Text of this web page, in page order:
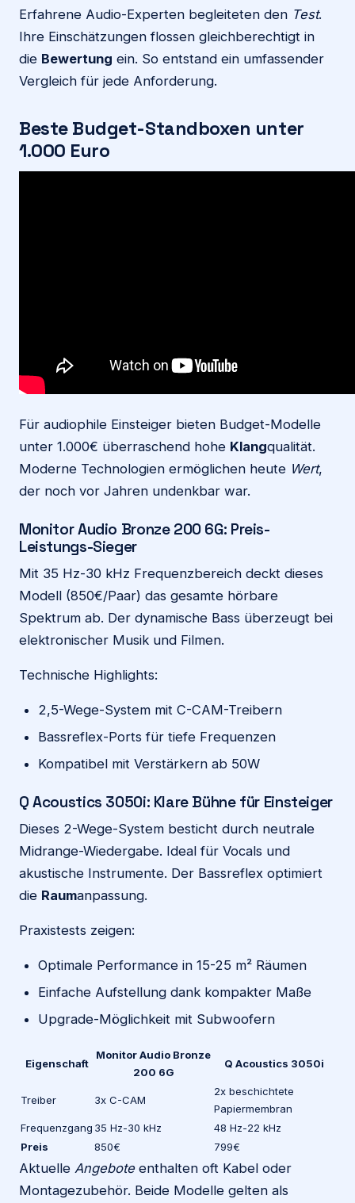
Erfahrene Audio-Experten begleiteten den Test.
Ihre Einschätzungen flossen gleichberechtigt in
die Bewertung ein. So entstand ein umfassender
Vergleich für jede Anforderung.
Beste Budget-Standboxen unter
1.000 Euro
Für audiophile Einsteiger bieten Budget-Modelle
unter 1.000€ überraschend hohe Klangqualität.
Moderne Technologien ermöglichen heute Wert,
der noch vor Jahren undenkbar war.
Monitor Audio Bronze 200 6G: Preis-
Leistungs-Sieger
Mit 35 Hz-30 kHz Frequenzbereich deckt dieses
Modell (850€/Paar) das gesamte hörbare
Spektrum ab. Der dynamische Bass überzeugt bei
elektronischer Musik und Filmen.
Technische Highlights:
2,5-Wege-System mit C-CAM-Treibern
Bassreflex-Ports für tiefe Frequenzen
Kompatibel mit Verstärkern ab 50W
Q Acoustics 3050i: Klare Bühne für Einsteiger
Dieses 2-Wege-System besticht durch neutrale
Midrange-Wiedergabe. Ideal für Vocals und
akustische Instrumente. Der Bassreflex optimiert
die Raumanpassung.
Praxistests zeigen:
Optimale Performance in 15-25 m² Räumen
Einfache Aufstellung dank kompakter Maße
Upgrade-Möglichkeit mit Subwoofern
Eigenschaft
Monitor Audio Bronze
200 6G
Q Acoustics 3050i
Treiber 3x C-CAM
2x beschichtete
Papiermembran
Frequenzgang 35 Hz-30 kHz
48 Hz-22 kHz
Preis
850€ 799€
Aktuelle Angeboteenthalten oft Kabel oder
Montagezubehör. Beide Modelle gelten als